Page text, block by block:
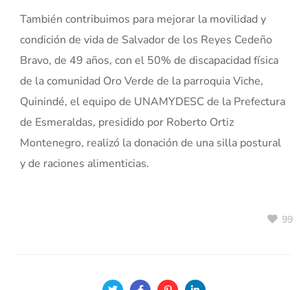
También contribuimos para mejorar la movilidad y
condición de vida de Salvador de los Reyes Cedeño
Bravo, de 49 años, con el 50% de discapacidad física
de la comunidad Oro Verde de la parroquia Viche,
Quinindé, el equipo de UNAMYDESC de la Prefectura
de Esmeraldas, presidido por Roberto Ortiz
Montenegro, realizó la donación de una silla postural
y de raciones alimenticias.
99